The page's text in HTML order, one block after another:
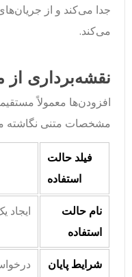
جدا می‌کند و از
می‌کند.
نقشه‌برداری از
افزودن‌ها معمولاً
مشخصات متنی نگاشته
فیلد حالت
استفاده
نام حالت
استفاده
ایجاد
شرایط پایان